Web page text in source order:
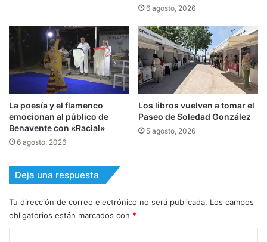
6 agosto, 2026
La poesía y el flamenco
emocionan al público de
Benavente con «Racial»
6 agosto, 2026
Los libros vuelven a tomar el
Paseo de Soledad González
5 agosto, 2026
Deja una respuesta
Tu dirección de correo electrónico no será publicada. Los campos
obligatorios están marcados con *